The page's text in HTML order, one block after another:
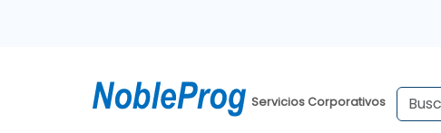
Servicios Corporativos